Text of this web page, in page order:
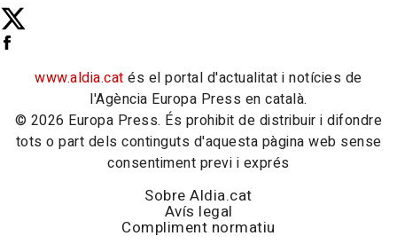
www.aldia.cat és el portal d'actualitat i notícies de
l'Agència Europa Press en català.
© 2026 Europa Press. És prohibit de distribuir i difondre
tots o part dels continguts d'aquesta pàgina web sense
consentiment previ i exprés
Sobre Aldia.cat
Avís legal
Compliment normatiu